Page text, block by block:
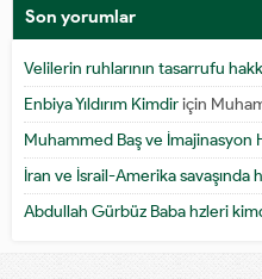
Son yorumlar
Velilerin ruhlarının tasarrufu
Enbiya Yıldırım Kimdiriçin
Muhammed Baş ve İmajinasyon
İran ve İsrail-Amerika savaşında
Abdullah Gürbüz Baba hzleri